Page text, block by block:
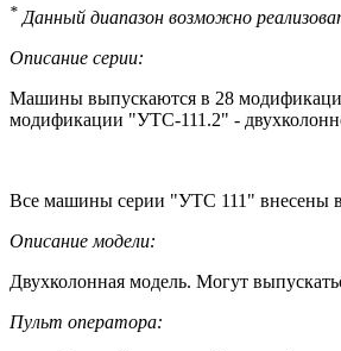
* Данный диапазон возможно
Описание серии:
Машины выпускаются в 28
модификации "УТС-111.2" -
Все машины серии "УТС 111" внесены в
Описание модели:
Двухколонная модель. Могут
Пульт оператора: